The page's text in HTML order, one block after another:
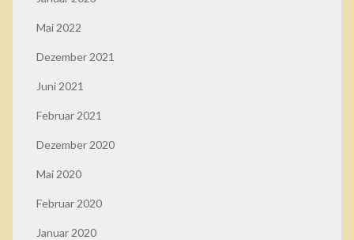
Mai 2022
Dezember 2021
Juni 2021
Februar 2021
Dezember 2020
Mai 2020
Februar 2020
Januar 2020